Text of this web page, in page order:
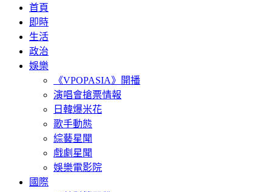
首頁
即時
生活
政治
娛樂
《VPOPASIA》開播
演唱會搶票情報
日韓爆米花
歌手動態
綜藝星聞
戲劇星聞
娛樂電影院
國際